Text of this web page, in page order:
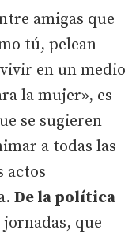
amigas que
tú, pelean
en un medio
la mujer», es
se sugieren
a todas las
actos
De la política
que